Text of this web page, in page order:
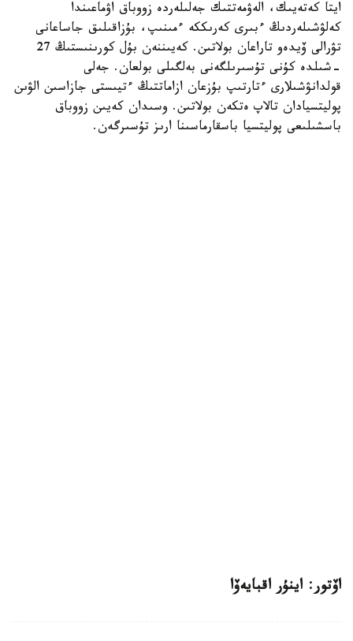
ايتا كەتەيىك، الەۋمەتتىك جەلىلەردە زووباق اۋماعىندا
كەلۋشىلەردىڭ ءبىرى كەرىككە ءمىنىپ، بۇزاقىلىق جاساعانى
تۋرالى ۆيدەو تاراعان بولاتىن. كەيىننەن بۇل كورىنىستىڭ 27
-شىلدە كۇنى تۇسىرىلگەنى بەلگىلى بولعان. جەلى
قولدانۋشىلارى ءتارتىپ بۇزعان ازاماتتىڭ ءتيىستى جازاسىن الۋىن
پوليتسيادان تالاپ ەتكەن بولاتىن. وسىدان كەيىن زووباق
باسشىلىعى پوليتسيا باسقارماسىنا ارىز تۇسىرگەن.
اۆتور: اينۇر اقبايەۆا